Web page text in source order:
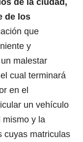
de los
que
y
malestar
cual terminará
en el
un vehículo
mismo y la
cuyas matriculas